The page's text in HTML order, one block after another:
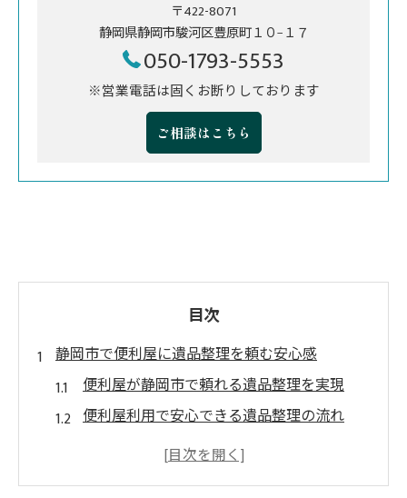
〒422-8071
静岡県静岡市駿河区豊原町１０−１７
050-1793-5553
※営業電話は固くお断りしております
ご相談はこちら
目次
静岡市で便利屋に遺品整理を頼む安心感
便利屋が静岡市で頼れる遺品整理を実現
便利屋利用で安心できる遺品整理の流れ
静岡市の便利屋が選ばれる遺品整理理由